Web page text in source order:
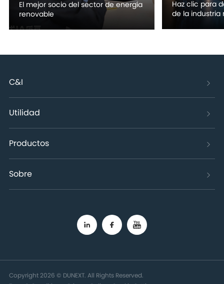
El mejor socio del sector de energía
renovable
Haz clic para
de la industria
C&I
Utilidad
Productos
Sobre
Copyright 2026 © DUNEXT. All Rights Reserved.